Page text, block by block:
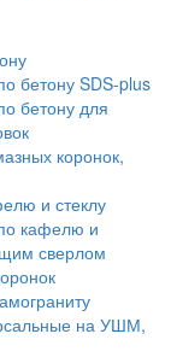
бетону SDS-plus
бетону для
коронок,
и стеклу
кафелю и
сверлом
на УШМ,